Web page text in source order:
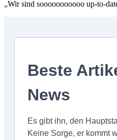
„Wir sind sooooooooooo up-to-